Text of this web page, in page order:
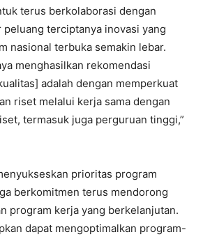
terus berkolaborasi dengan
peluang terciptanya inovasi yang
nasional terbuka semakin lebar.
menghasilkan rekomendasi
adalah dengan memperkuat
riset melalui kerja sama dengan
termasuk juga perguruan tinggi,”
prioritas program
berkomitmen terus mendorong
program kerja yang berkelanjutan.
dapat mengoptimalkan program-